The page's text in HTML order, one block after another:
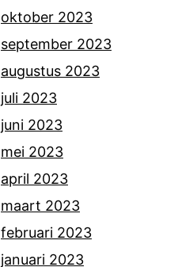
oktober 2023
september 2023
augustus 2023
juli 2023
juni 2023
mei 2023
april 2023
maart 2023
februari 2023
januari 2023